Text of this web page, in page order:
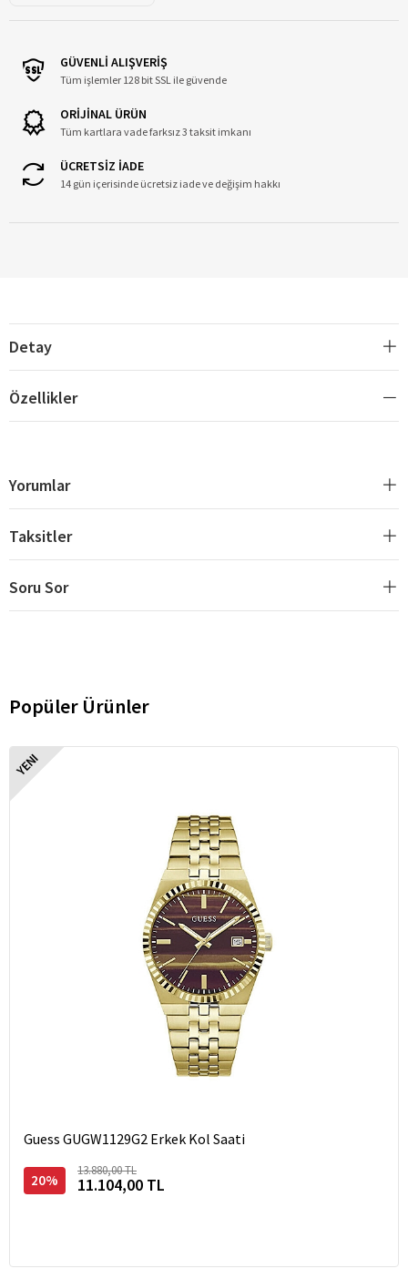
GÜVENLİ ALIŞVERİŞ
Tüm işlemler 128 bit SSL ile güvende
ORİJİNAL ÜRÜN
Tüm kartlara vade farksız 3 taksit imkanı
ÜCRETSİZ İADE
14 gün içerisinde ücretsiz iade ve değişim hakkı
Detay
Özellikler
Yorumlar
Taksitler
Soru Sor
Popüler Ürünler
YENI
Guess GUGW1129G2 Erkek Kol Saati
20%
13.880,00 TL
11.104,00 TL